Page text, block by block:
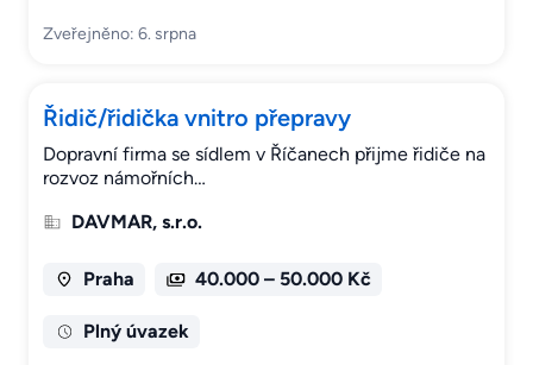
Zveřejněno: 6. srpna
Řidič/řidička vnitro přepravy
Dopravní firma se sídlem v Říčanech přijme řidiče na
rozvoz námořních…
DAVMAR, s.r.o.
Praha 40.000 – 50.000 Kč
Plný úvazek